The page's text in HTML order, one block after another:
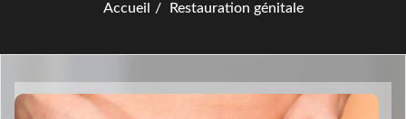
Accueil Restauration génitale